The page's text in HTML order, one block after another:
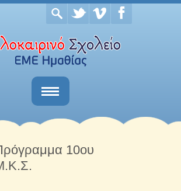
Ανακοινώσεις
10ου